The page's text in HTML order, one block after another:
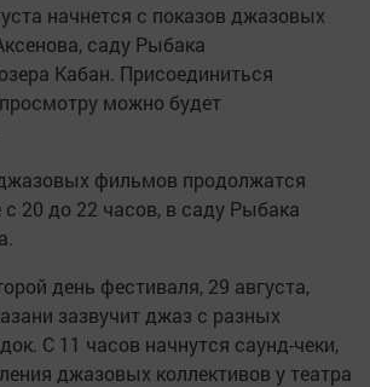
начнется с показов джазовых
саду Рыбака
Кабан. Присоединиться
можно будет
фильмов продолжатся
с 20 до 22 часов, в саду Рыбака
день фестиваля, 29 августа,
зазвучит джаз с разных
С 11 часов начнутся саунд-чеки,
джазовых коллективов у театра